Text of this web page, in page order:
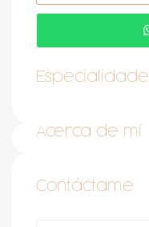
Acerca de mí
Contáctame